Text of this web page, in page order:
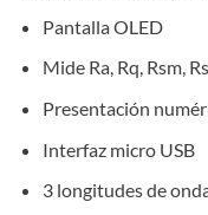
Pantalla OLED
Mide Ra, Rq, Rsm,
Presentación
Interfaz micro USB
3 longitudes de